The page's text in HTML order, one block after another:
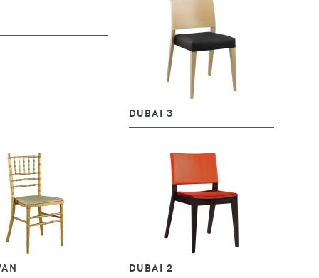
DUBAI 3
DUBAI 2